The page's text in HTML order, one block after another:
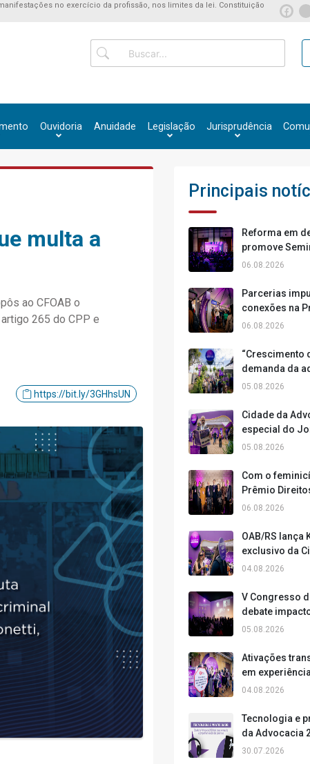
no exercício da profissão, nos limites da lei. Constituição
Ouvidoria Anuidade Legislação Jurisprudência
multa a
ao CFOAB o
265 do CPP e
https://bit.ly/3GHhsUN
Principais
Reforma em
promove
Código Civil
06.08.2026
Parcerias
conexões na
Cidade da
06.08.2026
“Crescimento
demanda da
presidente da
05.08.2026
Cidade da
especial do
ampliar a
05.08.2026
Com o
Prêmio
Jornalismo é
06.08.2026
OAB/RS lança
exclusivo da
2026
04.08.2026
V Congresso
debate
artificial, ética
05.08.2026
Ativações
em
Advocacia
04.08.2026
Tecnologia e
da Advocacia
formas de
30.07.2026